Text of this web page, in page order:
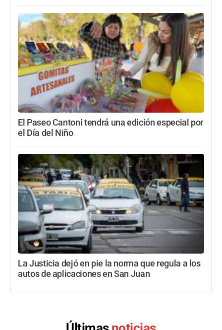
El Paseo Cantoni tendrá una edición especial por
el Día del Niño
La Justicia dejó en pie la norma que regula a los
autos de aplicaciones en San Juan